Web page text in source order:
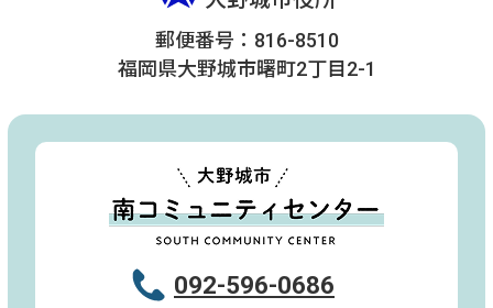
郵便番号：816-8510
福岡県大野城市曙町2丁目2-1
092-596-0686